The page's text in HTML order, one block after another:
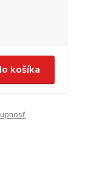
košíka